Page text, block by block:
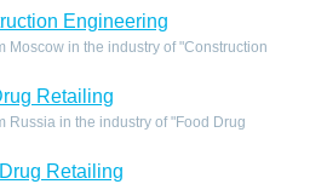
Engineering
Moscow in the industry of "Construction
Retailing
Russia in the industry of "Food Drug
Retailing